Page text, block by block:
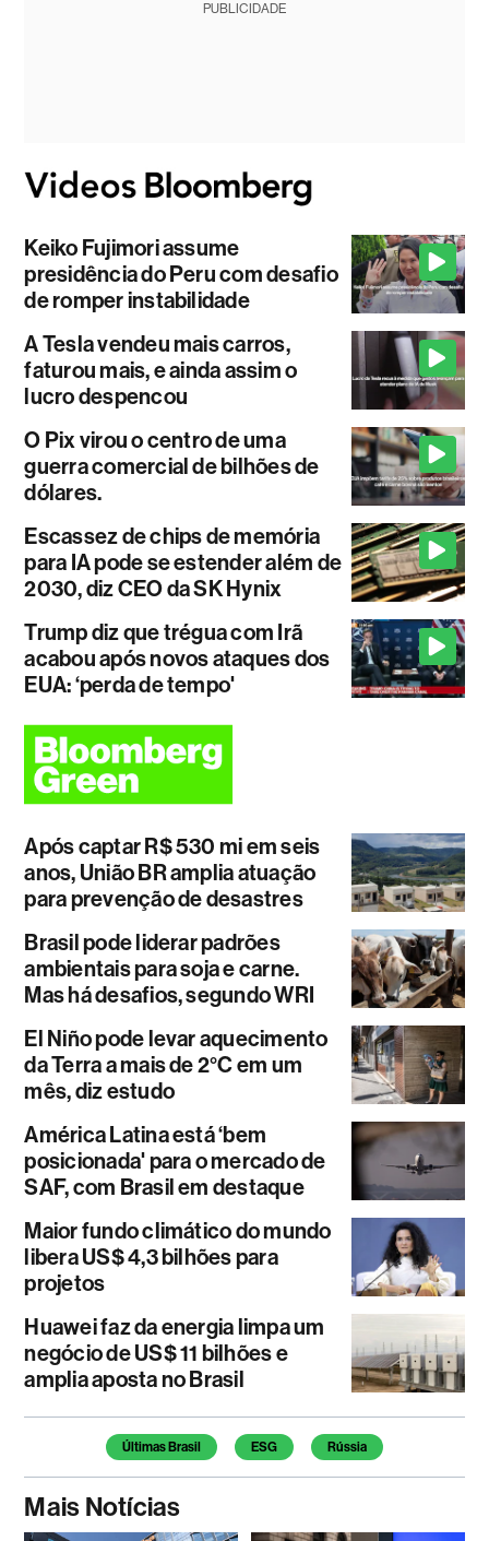
PUBLICIDADE
Keiko Fujimori assume
presidência do Peru com desafio
de romper instabilidade
A Tesla vendeu mais carros,
faturou mais, e ainda assim o
lucro despencou
O Pix virou o centro de uma
guerra comercial de bilhões de
dólares.
Escassez de chips de memória
para IA pode se estender além de
2030, diz CEO da SK Hynix
Trump diz que trégua com Irã
acabou após novos ataques dos
EUA: ‘perda de tempo'
Após captar R$ 530 mi em seis
anos, União BR amplia atuação
para prevenção de desastres
Brasil pode liderar padrões
ambientais para soja e carne.
Mas há desafios, segundo WRI
El Niño pode levar aquecimento
da Terra a mais de 2°C em um
mês, diz estudo
América Latina está ‘bem
posicionada' para o mercado de
SAF, com Brasil em destaque
Maior fundo climático do mundo
libera US$ 4,3 bilhões para
projetos
Huawei faz da energia limpa um
negócio de US$ 11 bilhões e
amplia aposta no Brasil
Temas deste artigo
Últimas Brasil ESG Rússia
Mais Notícias